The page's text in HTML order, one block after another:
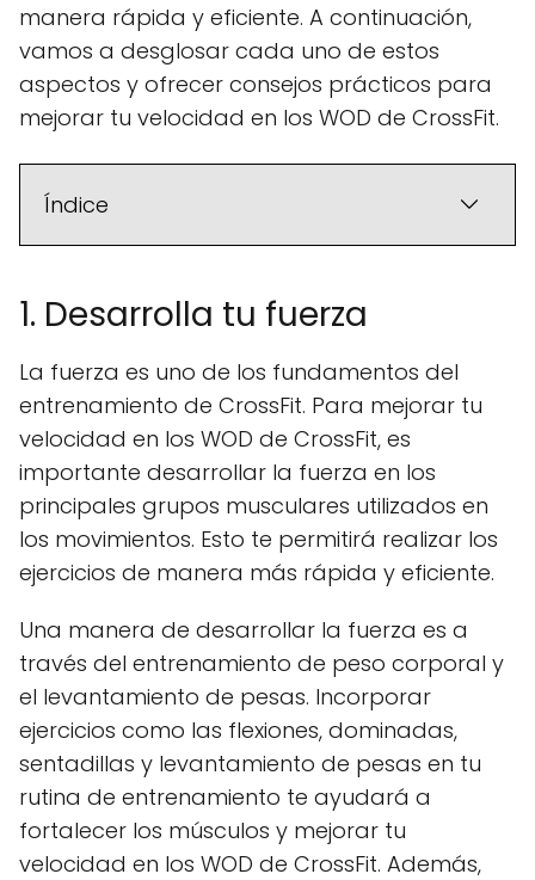
manera rápida y eficiente. A continuación,
vamos a desglosar cada uno de estos
aspectos y ofrecer consejos prácticos para
mejorar tu velocidad en los WOD de CrossFit.
Índice
1. Desarrolla tu fuerza
La fuerza es uno de los fundamentos del
entrenamiento de CrossFit. Para mejorar tu
velocidad en los WOD de CrossFit, es
importante desarrollar la fuerza en los
principales grupos musculares utilizados en
los movimientos. Esto te permitirá realizar los
ejercicios de manera más rápida y eficiente.
Una manera de desarrollar la fuerza es a
través del entrenamiento de peso corporal y
el levantamiento de pesas. Incorporar
ejercicios como las flexiones, dominadas,
sentadillas y levantamiento de pesas en tu
rutina de entrenamiento te ayudará a
fortalecer los músculos y mejorar tu
velocidad en los WOD de CrossFit. Además,